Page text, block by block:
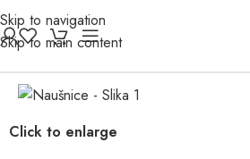
Skip to navigation
Skip to main content
Click to enlarge